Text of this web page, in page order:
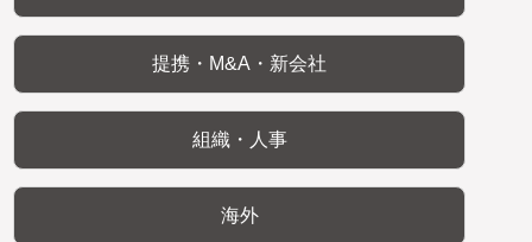
提携・M&A・新会社
組織・人事
海外